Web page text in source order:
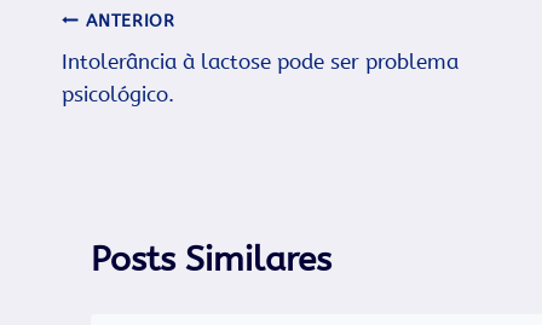
Navegação
de
ANTERIOR
Intolerância à lactose pode ser problema
psicológico.
Posts Similares